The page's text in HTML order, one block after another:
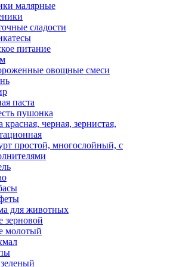
малярные
сладости
питание
овощные смеси
паста
пушонка
красная, черная, зернистая,
простой, многослойный, с
для животных
зерновой
молотый